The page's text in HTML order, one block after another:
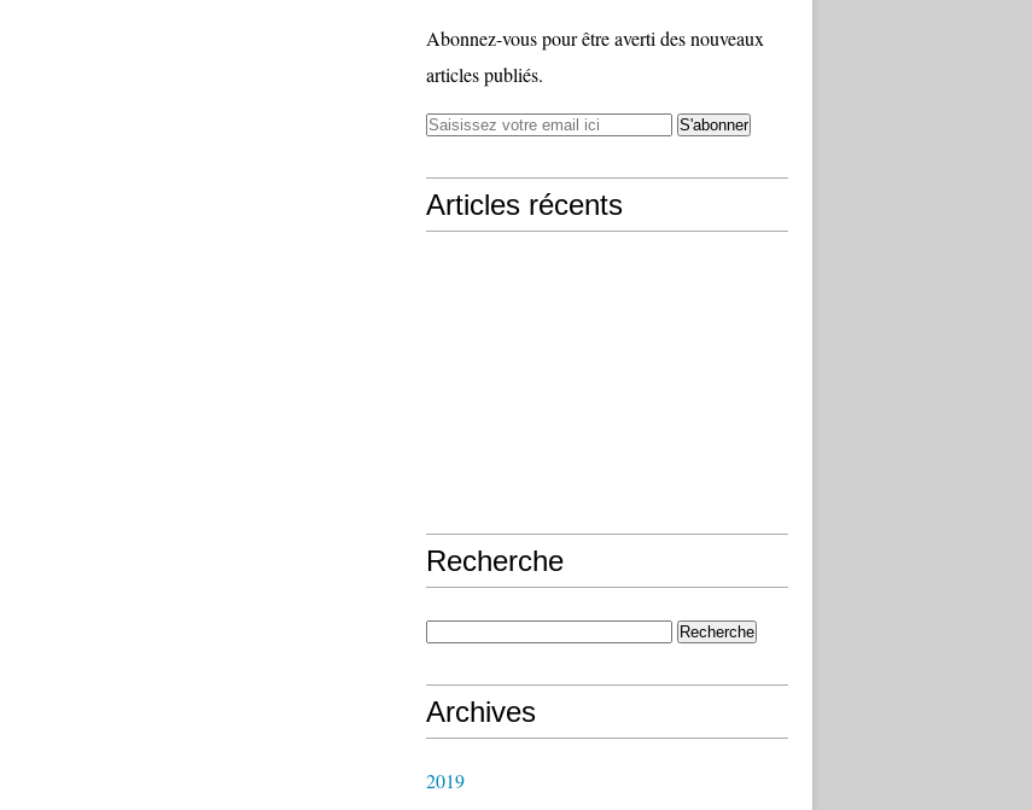
Abonnez-vous pour être averti des nouveaux
articles publiés.
Articles récents
Recherche
Archives
2019